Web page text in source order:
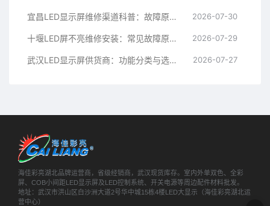
宜昌LED显示屏维修渠道科普：故障原理、检测方法与渠道知识 2026-07-30
十堰LED屏不亮维修安装：常见故障原因与处理思路 2026-07-29
武汉LED显示屏供货商：功能分类与选型要点解析 2026-07-27
海佳彩亮湖北品牌运营商，省级经销商，武汉现货库存。室内外单双色、全彩
屏、COB小间距LED显示屏及LED控制系统、开关电源等周边配件材料批发。
地址：武汉市洪山区白沙洲大道2号华中城15栋4楼LED大显示（海佳彩亮湖北运
营中心）